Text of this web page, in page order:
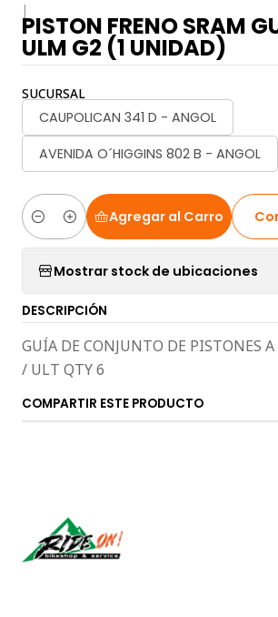
|
PISTON FRENO SRAM
ULM G2 (1 UNIDAD)
SUCURSAL
CAUPOLICAN 341 D - ANGOL
AVENIDA O´HIGGINS 802 B - ANGOL
Cantidad
Agregar al Carro
Mostrar stock de ubicaciones
DESCRIPCIÓN
GUÍA DE CONJUNTO DE PISTONES A
/ ULT QTY 6
COMPARTIR ESTE PRODUCTO